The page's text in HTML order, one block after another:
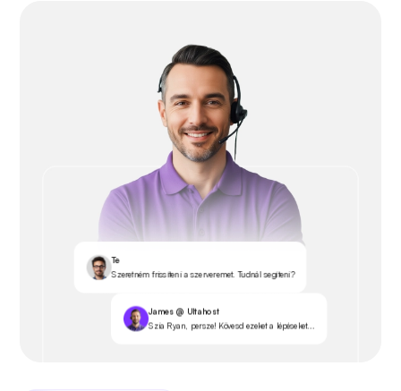
Te
Szeretném frissíteni a szerveremet. Tudnál segíteni?
James @ Ultahost
Szia Ryan, persze! Kövesd ezeket a lépéseket...